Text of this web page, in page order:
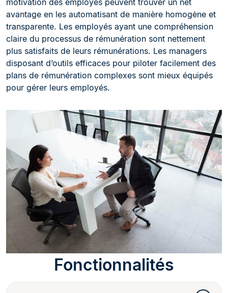
avantage en les automatisant de manière homogène et
transparente. Les employés ayant une compréhension
claire du processus de rémunération sont nettement
plus satisfaits de leurs rémunérations. Les managers
disposant d’outils efficaces pour piloter facilement des
plans de rémunération complexes sont mieux équipés
pour gérer leurs employés.
Fonctionnalités